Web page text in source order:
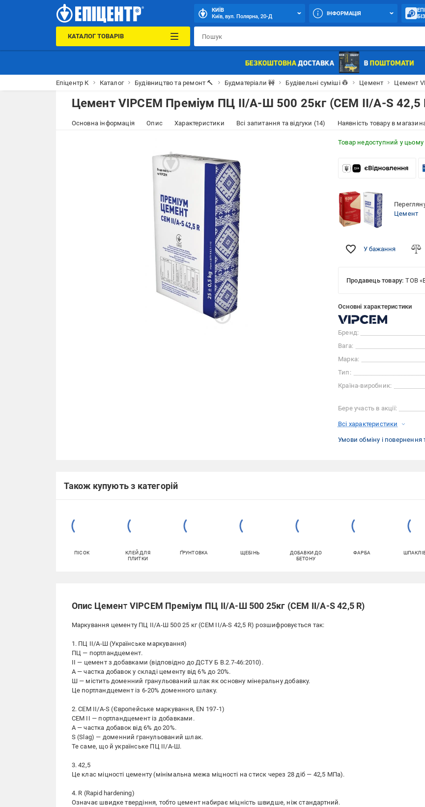
КИЇВ
Київ, вул. Полярна, 20-Д
ІНФОРМАЦІЯ
КАТАЛОГ ТОВАРІВ
Епіцентр К Каталог Будівництво та ремонт 🔨 Будматеріали 🚧 Будівельні суміші 👷 Цемент Цемент
Цемент VIPCEM Преміум ПЦ II/А-Ш 500 25кг (CEM ІІ/А-S 42,5
Основна інформація Опис Характеристики Всі запитання та відгуки (14) Наявність товару в
Товар недоступний у цьому
Цемент
У бажання
Продавець товару: ТОВ
Основні характеристики
Бренд:
Вага:
Марка:
Тип:
Країна-виробник:
Бере участь в акції:
Всі характеристики
Умови обміну і повернення
Також купують з категорій
ПІСОК
КЛЕЙ ДЛЯ
ПЛИТКИ
ҐРУНТОВКА ЩЕБІНЬ
ДОБАВКИ ДО
БЕТОНУ
ФАРБА
Опис Цемент VIPCEM Преміум ПЦ II/А-Ш 500 25кг (CEM ІІ/А-S 42,5 R)
Маркування цементу ПЦ II/А-Ш 500 25 кг (CEM II/A-S 42,5 R) розшифровується так:
1. ПЦ II/А-Ш (Українське маркування)
ПЦ — портландцемент.
II — цемент з добавками (відповідно до ДСТУ Б В.2.7-46:2010).
А — частка добавок у складі цементу від 6% до 20%.
Ш — містить доменний гранульований шлак як основну мінеральну добавку.
Це портландцемент із 6-20% доменного шлаку.
2. CEM II/A-S (Європейське маркування, EN 197-1)
CEM II — портландцемент із добавками.
A — частка добавок від 6% до 20%.
S (Slag) — доменний гранульований шлак.
Те саме, що й українське ПЦ II/А-Ш.
3. 42,5
Це клас міцності цементу (мінімальна межа міцності на стиск через 28 діб — 42,5 МПа).
4. R (Rapid hardening)
Означає швидке твердіння, тобто цемент набирає міцність швидше, ніж стандартний.